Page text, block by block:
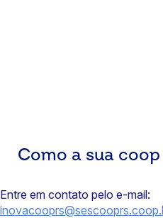
Como a sua
Entre em contato pelo e-mail: